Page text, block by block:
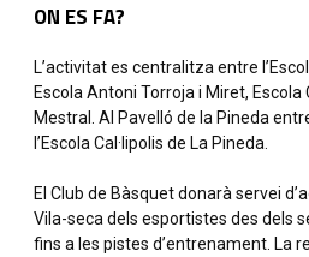
ON ES FA?
L’activitat es centralitza entre
Escola Antoni Torroja i Miret, Escola
Mestral. Al Pavelló de la Pineda
l’Escola Cal·lipolis de La Pineda.
El Club de Bàsquet donarà servei
Vila-seca dels esportistes des dels
fins a les pistes d’entrenament. La